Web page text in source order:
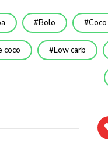
Bolo Coco
coco Low carb